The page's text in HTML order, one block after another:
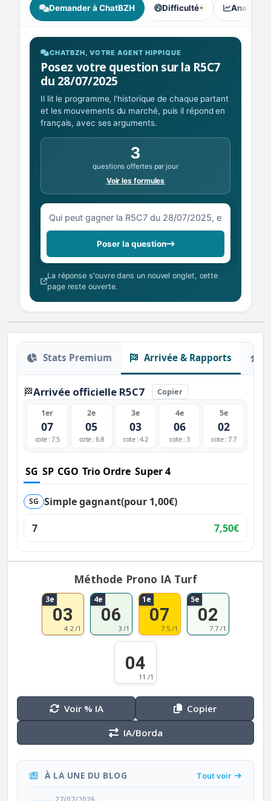
Demander à ChatBZH Difficulté
, tendance des parieurs :
Analyse
CHATBZH, VOTRE AGENT HIPPIQUE
Posez votre question sur la R5C7
du 28/07/2025
Il lit le programme, l'historique de chaque partant
et les mouvements du marché, puis il répond en
français, avec ses arguments.
3
questions offertes par jour
Voir les formules
Votre question sur la R5C7 du 28/07/2025
Poser la question
La réponse s'ouvre dans un nouvel onglet, cette
page reste ouverte.
Stats Premium Arrivée & Rapports
🏁Arrivée officielle R5C7 Copier
1er
07
cote : 7.5
2e
05
cote : 6.8
3e
03
cote : 4.2
4e
06
cote : 3
5e
02
cote : 7.7
SG SP CGO Trio Ordre Super 4
SG Simple gagnant(pour 1,00€)
7
7,50€
Méthode Prono IA Turf
3e
03
4.2 /1
4e
06
3 /1
1e
07
7.5 /1
5e
02
7.7 /1
04
11 /1
Voir % IA
Copier
IA/Borda
À LA UNE DU BLOG Tout voir